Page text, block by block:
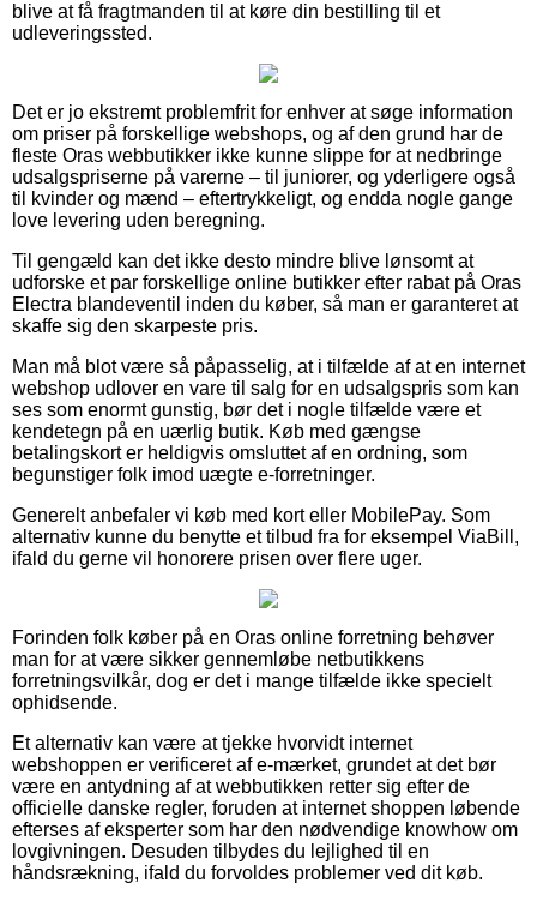
blive at få fragtmanden til at køre din bestilling til et
udleveringssted.
Det er jo ekstremt problemfrit for enhver at søge information
om priser på forskellige webshops, og af den grund har de
fleste Oras webbutikker ikke kunne slippe for at nedbringe
udsalgspriserne på varerne – til juniorer, og yderligere også
til kvinder og mænd – eftertrykkeligt, og endda nogle gange
love levering uden beregning.
Til gengæld kan det ikke desto mindre blive lønsomt at
udforske et par forskellige online butikker efter rabat på Oras
Electra blandeventil inden du køber, så man er garanteret at
skaffe sig den skarpeste pris.
Man må blot være så påpasselig, at i tilfælde af at en internet
webshop udlover en vare til salg for en udsalgspris som kan
ses som enormt gunstig, bør det i nogle tilfælde være et
kendetegn på en uærlig butik. Køb med gængse
betalingskort er heldigvis omsluttet af en ordning, som
begunstiger folk imod uægte e-forretninger.
Generelt anbefaler vi køb med kort eller MobilePay. Som
alternativ kunne du benytte et tilbud fra for eksempel ViaBill,
ifald du gerne vil honorere prisen over flere uger.
Forinden folk køber på en Oras online forretning behøver
man for at være sikker gennemløbe netbutikkens
forretningsvilkår, dog er det i mange tilfælde ikke specielt
ophidsende.
Et alternativ kan være at tjekke hvorvidt internet
webshoppen er verificeret af e-mærket, grundet at det bør
være en antydning af at webbutikken retter sig efter de
officielle danske regler, foruden at internet shoppen løbende
efterses af eksperter som har den nødvendige knowhow om
lovgivningen. Desuden tilbydes du lejlighed til en
håndsrækning, ifald du forvoldes problemer ved dit køb.